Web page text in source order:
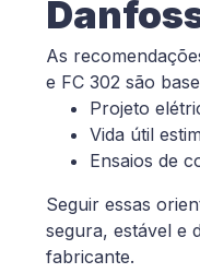
As
e FC 302 são
Projeto
Vida útil
Ensaios de
Seguir essas
segura, estável e
fabricante.